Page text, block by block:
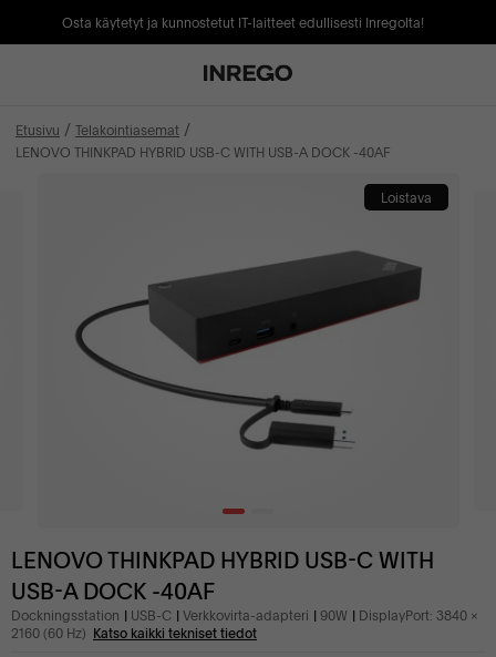
Osta käytetyt ja kunnostetut IT-laitteet edullisesti Inregolta!
Etusivu
Telakointiasemat
LENOVO THINKPAD HYBRID USB-C WITH USB-A DOCK -40AF
Loistava
LENOVO THINKPAD HYBRID USB-C WITH
USB-A DOCK -40AF
Dockningsstation USB-C Verkkovirta-adapteri 90W
DisplayPort: 3840 x
2160 (60 Hz) Katso kaikki tekniset tiedot